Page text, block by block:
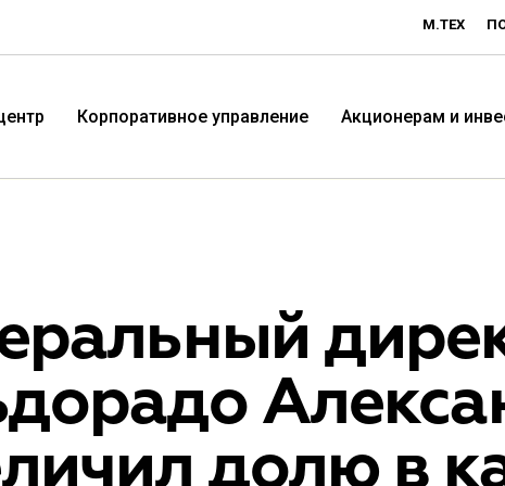
М.ТЕХ
Технологичная розничная
компания «М.Видео»
Корпоративное управление Акционерам и
долю в